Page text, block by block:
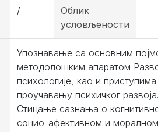
/
Облик
условљености
Упознавање са основним
методолошким апаратом
психологије, као и
проучавању психичког
Стицање сазнања о
социо-афективном и моралном